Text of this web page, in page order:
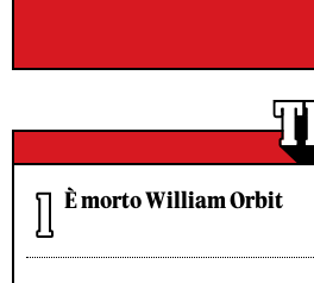
È morto William Orbit